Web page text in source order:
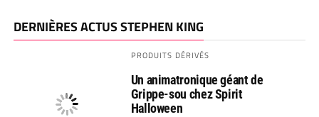
DERNIÈRES ACTUS STEPHEN KING
PRODUITS DÉRIVÉS
Un animatronique géant de
Grippe-sou chez Spirit
Halloween